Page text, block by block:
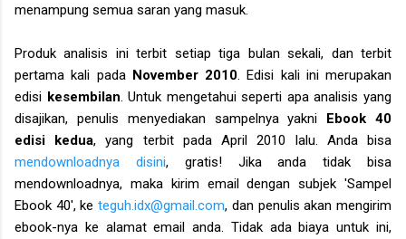
menampung semua saran yang masuk.
Produk analisis ini terbit setiap tiga bulan sekali, dan terbit
pertama kali pada November 2010 . Edisi kali ini merupakan
edisi kesembilan . Untuk mengetahui seperti apa analisis yang
disajikan, penulis menyediakan sampelnya yakni Ebook 40
edisi kedua, yang terbit pada April 2010 lalu. Anda bisa
mendownloadnya disini, gratis! Jika anda tidak bisa
mendownloadnya, maka kirim email dengan subjek 'Sampel
Ebook 40', keteguh.idx@gmail.com, dan penulis akan mengirim
ebook-nya ke alamat email anda. Tidak ada biaya untuk ini,